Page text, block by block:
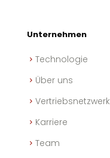
Unternehmen
Technologie
Über uns
Vertriebsnetzwerk
Karriere
Team